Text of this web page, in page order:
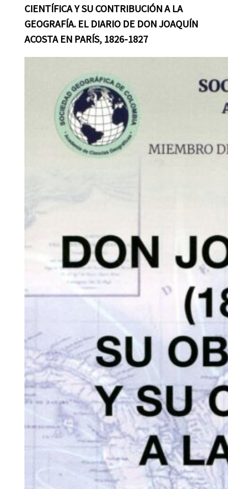
CIENTÍFICA Y SU CONTRIBUCIÓN A LA
GEOGRAFÍA. EL DIARIO DE DON JOAQUÍN
ACOSTA EN PARÍS, 1826-1827